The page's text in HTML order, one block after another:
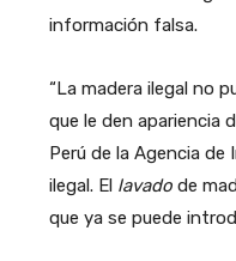
información falsa.
“La madera ilegal no
que le den apariencia
Perú de la Agencia
ilegal. El lavado de
que ya se puede